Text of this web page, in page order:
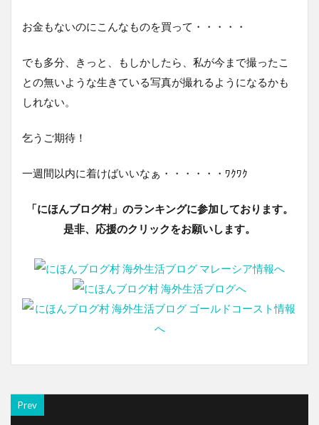
お金もないのにこんなものを買って・・・・・
でも多分、きっと、もしかしたら、私が今まで撮ったこ
との無いような生きている写真が撮れるようになるかも
しれない。
乞うご期待！
一週間以内に着けばいいなぁ・・・・・・ﾜｸﾜｸ
「にほんブログ村」のランキングに参加しております。
是非、応援のクリックをお願いします。
Prev